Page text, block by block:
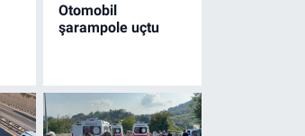
Otomobil
şarampole uçtu